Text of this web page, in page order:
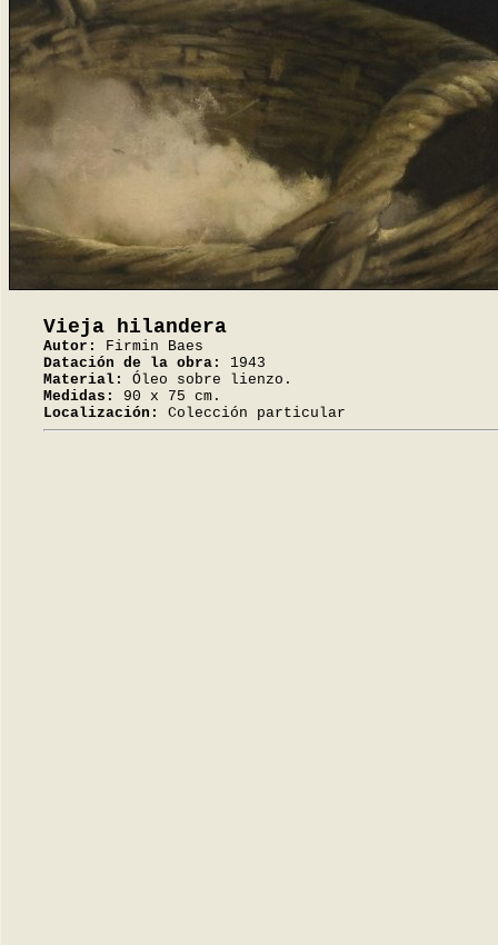
Vieja hilandera
Autor:
Firmin Baes
Datación de la obra:
1943
Material:
Óleo sobre lienzo.
Medidas:
90 x 75 cm.
Localización:
Colección particular